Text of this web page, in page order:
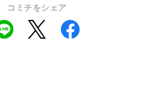
コミチをシェア